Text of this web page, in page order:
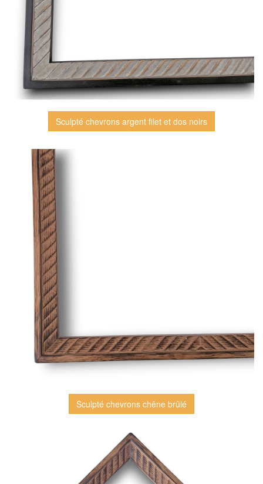
Sculpté chevrons argent filet et dos noirs
Sculpté chevrons chêne brûlé